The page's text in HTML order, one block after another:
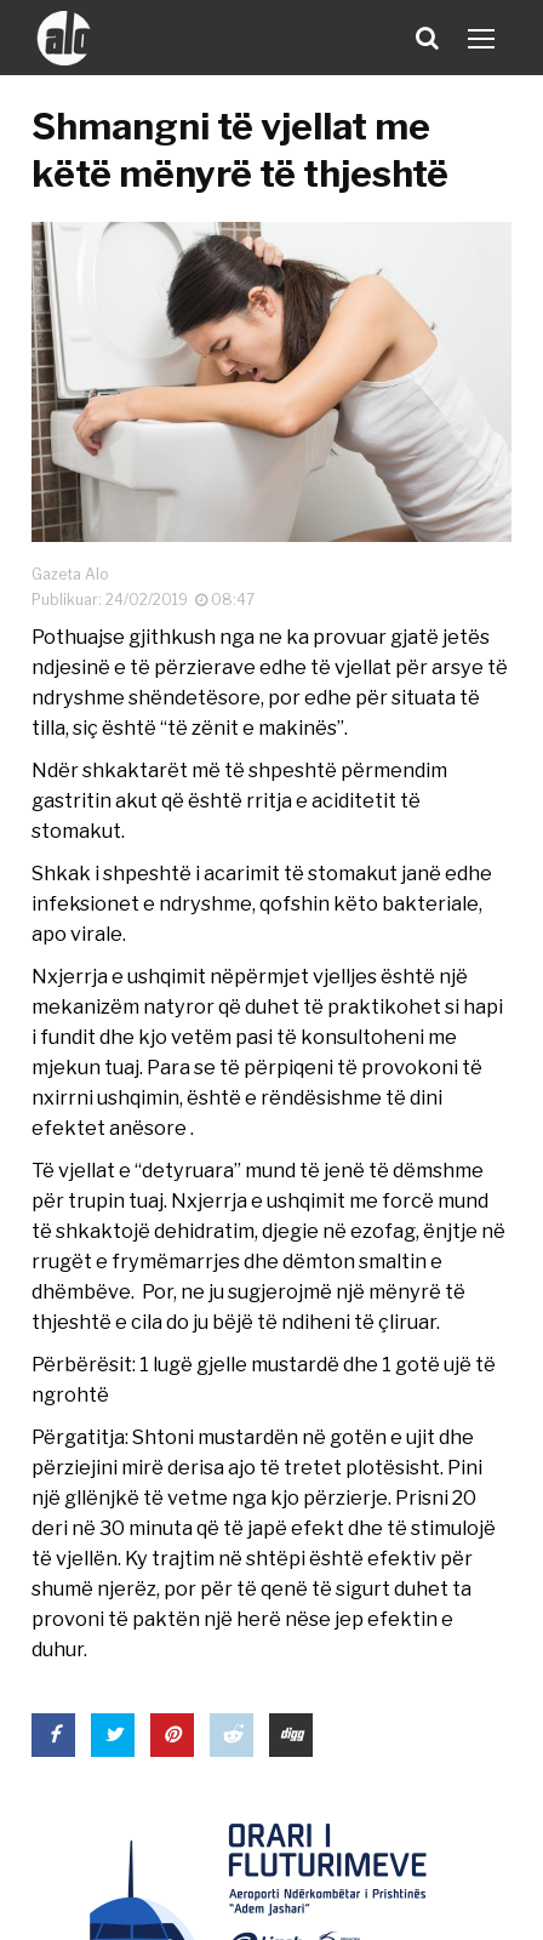
Shmangni të vjellat me
këtë mënyrë të thjeshtë
Gazeta Alo
Publikuar: 24/02/2019
08:47
Pothuajse gjithkush nga ne ka provuar gjatë jetës
ndjesinë e të përzierave edhe të vjellat për arsye të
ndryshme shëndetësore, por edhe për situata të
tilla, siç është “të zënit e makinës”.
Ndër shkaktarët më të shpeshtë përmendim
gastritin akut që është rritja e aciditetit të
stomakut.
Shkak i shpeshtë i acarimit të stomakut janë edhe
infeksionet e ndryshme, qofshin këto bakteriale,
apo virale.
Nxjerrja e ushqimit nëpërmjet vjelljes është një
mekanizëm natyror që duhet të praktikohet si hapi
i fundit dhe kjo vetëm pasi të konsultoheni me
mjekun tuaj. Para se të përpiqeni të provokoni të
nxirrni ushqimin, është e rëndësishme të dini
efektet anësore .
Të vjellat e “detyruara” mund të jenë të dëmshme
për trupin tuaj. Nxjerrja e ushqimit me forcë mund
të shkaktojë dehidratim, djegie në ezofag, ënjtje në
rrugët e frymëmarrjes dhe dëmton smaltin e
dhëmbëve. Por, ne ju sugjerojmë një mënyrë të
thjeshtë e cila do ju bëjë të ndiheni të çliruar.
Përbërësit: 1 lugë gjelle mustardë dhe 1 gotë ujë të
ngrohtë
Përgatitja: Shtoni mustardën në gotën e ujit dhe
përziejini mirë derisa ajo të tretet plotësisht. Pini
një gllënjkë të vetme nga kjo përzierje. Prisni 20
deri në 30 minuta që të japë efekt dhe të stimulojë
të vjellën. Ky trajtim në shtëpi është efektiv për
shumë njerëz, por për të qenë të sigurt duhet ta
provoni të paktën një herë nëse jep efektin e
duhur.